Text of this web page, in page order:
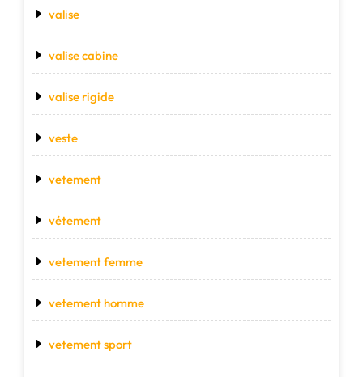
valise
valise cabine
valise rigide
veste
vetement
vétement
vetement femme
vetement homme
vetement sport